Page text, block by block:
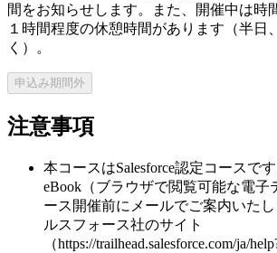
間をお知らせします。また、開催中は時
１時間程度の休憩時間があります（半日
く）。
申込み期間外
注意事項
本コースはSalesforce認定コースで
eBook（ブラウザで閲覧可能な電子
ース開催前にメールでご案内いた
ルスフォース社のサイト
（https://trailhead.salesforce.com/ja/